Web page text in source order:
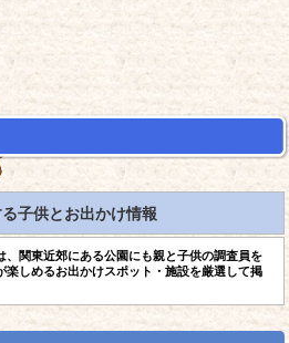
子供とお出かけ情報
関東近郊にある公園にも親と子供の調査員を
楽しめるお出かけスポット・施設を厳選して掲